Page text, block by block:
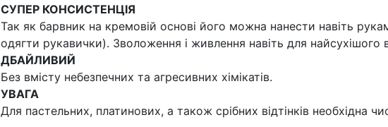
СУПЕР КОНСИСТЕНЦІЯ
Так як барвник на кремовій основі його можна нанести навіть
одягти рукавички). Зволоження і живлення навіть для найсухішого
ДБАЙЛИВИЙ
Без вмісту небезпечних та агресивних хімікатів.
УВАГА
Для пастельних, платинових, а також срібних відтінків необхідна